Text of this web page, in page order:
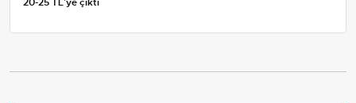
20-25 TL'ye çıktı